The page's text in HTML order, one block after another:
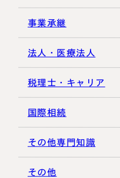
相続放棄・限定承認
相続手続き全般
特別縁故者
特別受益・寄与分
土地の評価
借地権・貸家
その他不動産
養子縁組・家族信託
生命保険活用
小規模企業共済
不動産活用
その他の相続対策
事業承継
非上場株式評価
自己株式・株式取得
種類株式・名義株
役員関連
事業承継税制
法人・医療法人
社団法人
合同会社・持分会社
医療法人
税理士・キャリア
税理士選び・相談
税理士試験
税理士キャリア
国際相続
米国関連
海外不動産
その他専門知識
事例紹介
その他